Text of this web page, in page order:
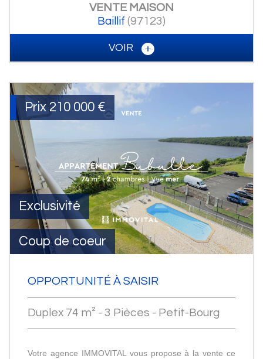
VENTE MAISON
Baillif (97123)
VOIR
Exclusivité
Coup de coeur
Prix 210 000 €
OPPORTUNITÉ À SAISIR
Duplex 74 m² - 3 Pièces - Petit-Bourg
Votre agence IMMOVITAL vous propose à la vente ce